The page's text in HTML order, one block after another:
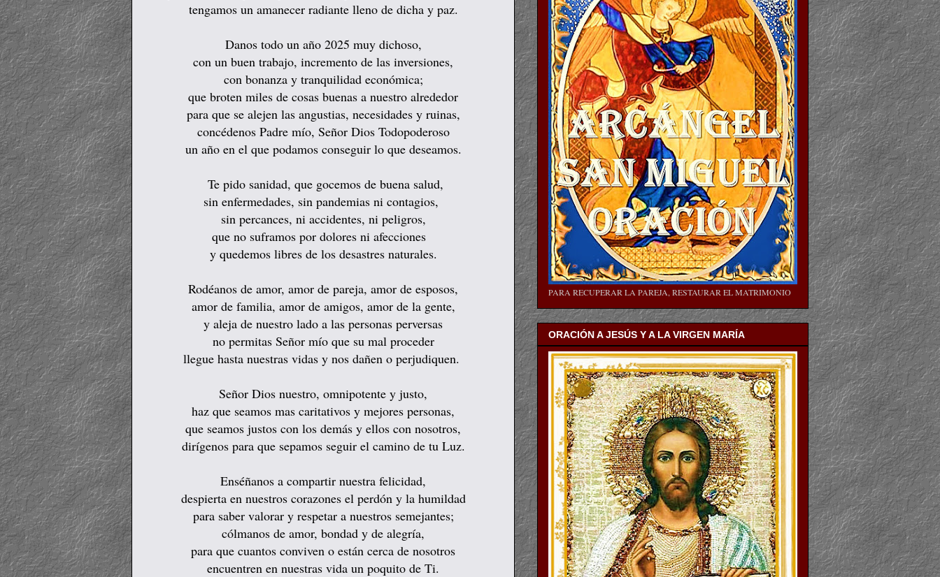
tengamos un amanecer radiante lleno de dicha y paz.
Danos todo un año 2025 muy dichoso,
con un buen trabajo, incremento de las inversiones,
con bonanza y tranquilidad económica;
que broten miles de cosas buenas a nuestro alrededor
para que se alejen las angustias, necesidades y ruinas,
concédenos Padre mío, Señor Dios Todopoderoso
un año en el que podamos conseguir lo que deseamos.
Te pido sanidad, que gocemos de buena salud,
sin enfermedades, sin pandemias ni contagios,
sin percances, ni accidentes, ni peligros,
que no suframos por dolores ni afecciones
y quedemos libres de los desastres naturales.
Rodéanos de amor, amor de pareja, amor de esposos,
amor de familia, amor de amigos, amor de la gente,
y aleja de nuestro lado a las personas perversas
no permitas Señor mío que su mal proceder
llegue hasta nuestras vidas y nos dañen o perjudiquen.
Señor Dios nuestro, omnipotente y justo,
haz que seamos mas caritativos y mejores personas,
que seamos justos con los demás y ellos con nosotros,
dirígenos para que sepamos seguir el camino de tu Luz.
Enséñanos a compartir nuestra felicidad,
despierta en nuestros corazones el perdón y la humildad
para saber valorar y respetar a nuestros semejantes;
cólmanos de amor, bondad y de alegría,
para que cuantos conviven o están cerca de nosotros
encuentren en nuestras vida un poquito de Ti.
PARA RECUPERAR LA PAREJA, RESTAURAR EL MATRIMONIO
ORACIÓN A JESÚS Y A LA VIRGEN MARÍA